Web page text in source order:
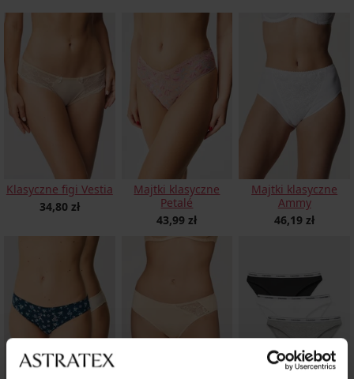
Klasyczne figi Vestia
34,80 zł
Majtki klasyczne
Petalé
43,99 zł
Majtki klasyczne
Ammy
46,19 zł